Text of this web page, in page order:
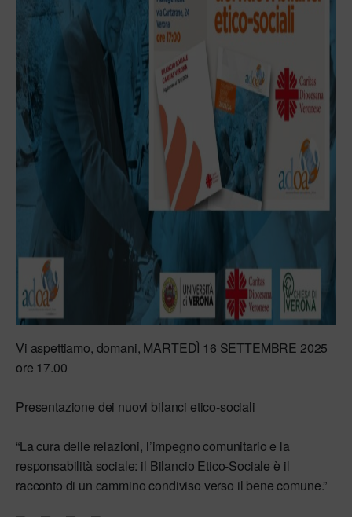
Vi aspettiamo, domani, MARTEDÌ 16 SETTEMBRE 2025
ore 17.00
Presentazione dei nuovi bilanci etico-sociali
“La cura delle relazioni, l’impegno comunitario e la
responsabilità sociale: il Bilancio Etico-Sociale è il
racconto di un cammino condiviso verso il bene comune.”